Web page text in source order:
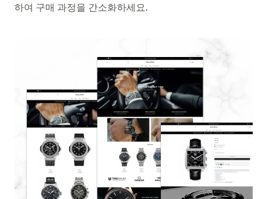
하여 구매 과정을 간소화하세요.